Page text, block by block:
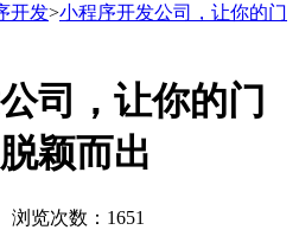
开发>小程序开发公司，让你的门
司，让你的门
颖而出
览次数：1651